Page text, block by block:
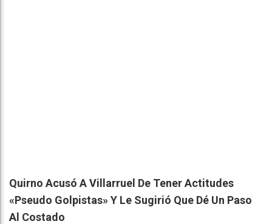
Quirno Acusó A Villarruel De Tener Actitudes
«pseudo Golpistas» Y Le Sugirió Que Dé Un Paso
Al Costado